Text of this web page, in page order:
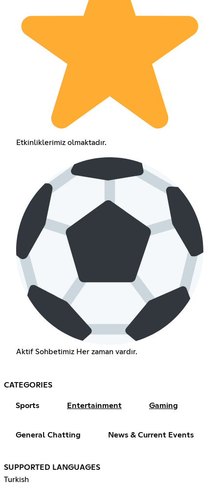
Etkinliklerimiz olmaktadır.
Aktif Sohbetimiz Her zaman vardır.
CATEGORIES
Sports Entertainment Gaming
General Chatting News & Current Events
SUPPORTED LANGUAGES
Turkish